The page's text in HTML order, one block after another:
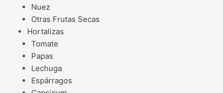
Nuez
Otras Frutas Secas
Hortalizas
Tomate
Papas
Lechuga
Espárragos